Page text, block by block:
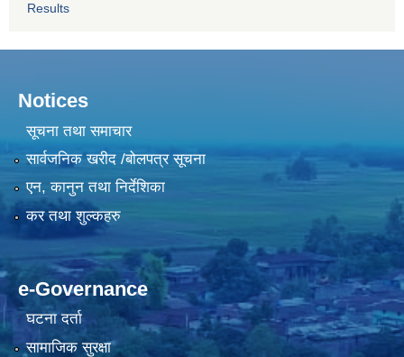
Results
Notices
सूचना तथा समाचार
सार्वजनिक खरीद /बोलपत्र सूचना
एन, कानुन तथा निर्देशिका
कर तथा शुल्कहरु
e-Governance
घटना दर्ता
सामाजिक सुरक्षा